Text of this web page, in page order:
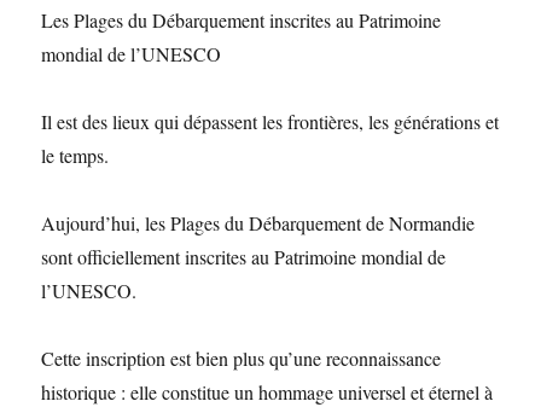
Les Plages du Débarquement inscrites au Patrimoine
mondial de l’UNESCO
Il est des lieux qui dépassent les frontières, les générations et
le temps.
Aujourd’hui, les Plages du Débarquement de Normandie
sont officiellement inscrites au Patrimoine mondial de
l’UNESCO.
Cette inscription est bien plus qu’une reconnaissance
historique : elle constitue un hommage universel et éternel à